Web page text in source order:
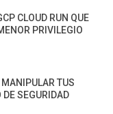
CLOUD RUN QUE
PRIVILEGIO
MANIPULAR TUS
SEGURIDAD